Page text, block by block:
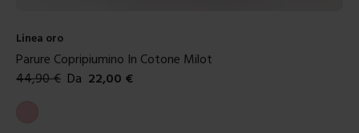
Linea oro
Parure Copripiumino In Cotone Milot
44,90€ Da 22,00 €